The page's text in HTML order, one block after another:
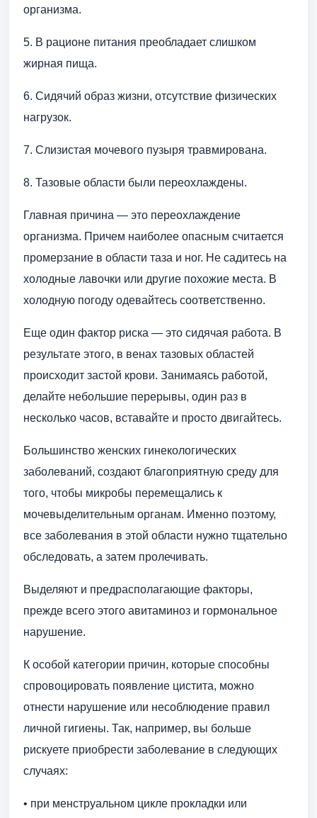
организма.
5. В рационе питания преобладает слишком
жирная пища.
6. Сидячий образ жизни, отсутствие физических
нагрузок.
7. Слизистая мочевого пузыря травмирована.
8. Тазовые области были переохлаждены.
Главная причина — это переохлаждение
организма. Причем наиболее опасным считается
промерзание в области таза и ног. Не садитесь на
холодные лавочки или другие похожие места. В
холодную погоду одевайтесь соответственно.
Еще один фактор риска — это сидячая работа. В
результате этого, в венах тазовых областей
происходит застой крови. Занимаясь работой,
делайте небольшие перерывы, один раз в
несколько часов, вставайте и просто двигайтесь.
Большинство женских гинекологических
заболеваний, создают благоприятную среду для
того, чтобы микробы перемещались к
мочевыделительным органам. Именно поэтому,
все заболевания в этой области нужно тщательно
обследовать, а затем пролечивать.
Выделяют и предрасполагающие факторы,
прежде всего этого авитаминоз и гормональное
нарушение.
К особой категории причин, которые способны
спровоцировать появление цистита, можно
отнести нарушение или несоблюдение правил
личной гигиены. Так, например, вы больше
рискуете приобрести заболевание в следующих
случаях:
• при менструальном цикле прокладки или